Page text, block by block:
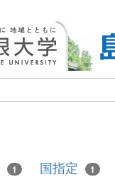
1 国指定 1